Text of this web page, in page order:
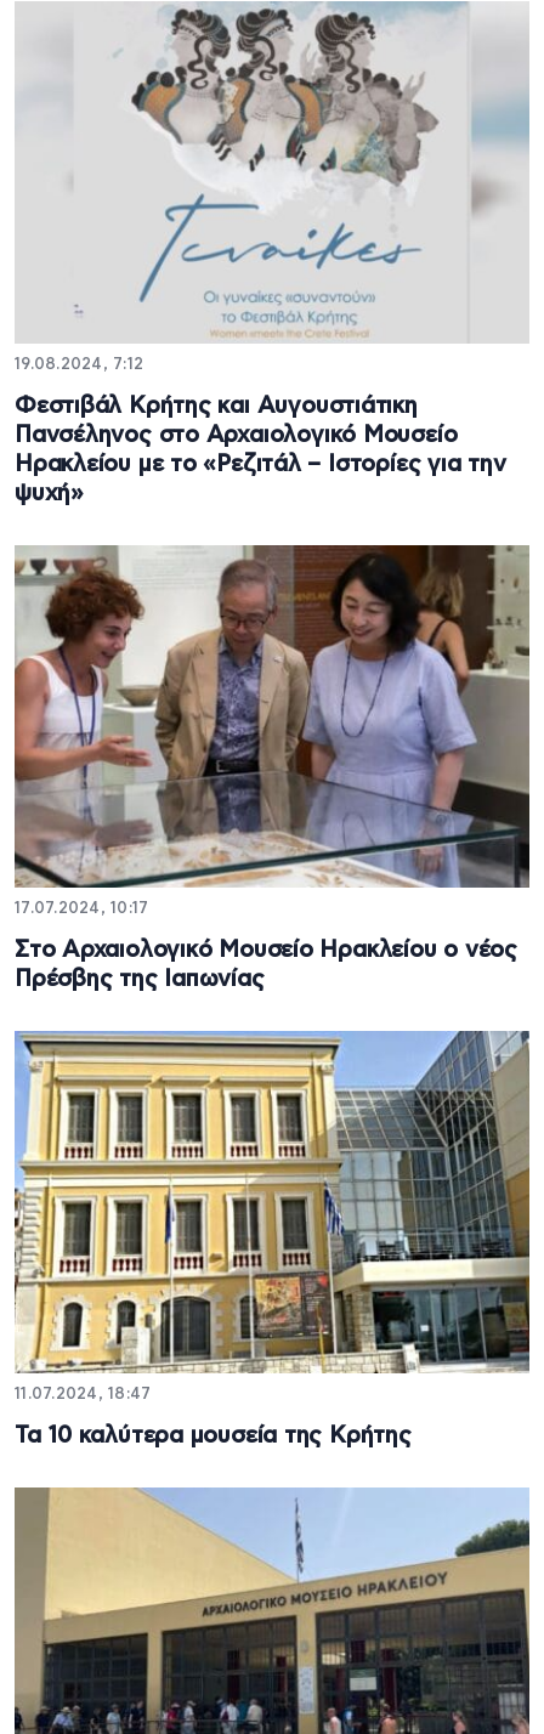
19.08.2024, 7:12
Φεστιβάλ Κρήτης και Αυγουστιάτικη
Πανσέληνος στο Αρχαιολογικό Μουσείο
Ηρακλείου με το «Ρεζιτάλ – Ιστορίες για την
ψυχή»
17.07.2024, 10:17
Στο Αρχαιολογικό Μουσείο Ηρακλείου ο νέος
Πρέσβης της Ιαπωνίας
11.07.2024, 18:47
Τα 10 καλύτερα μουσεία της Κρήτης